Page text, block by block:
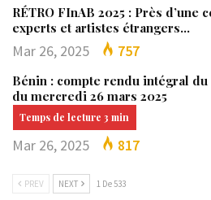
RÉTRO FInAB 2025 : Près d’une
experts et artistes étrangers…
Mar 26, 2025 757
Bénin : compte rendu intégral
du mercredi 26 mars 2025
Mar 26, 2025 817
PREV NEXT 1 De 533